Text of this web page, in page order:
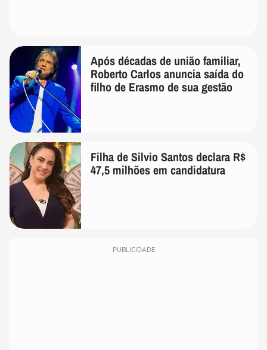
Após décadas de união familiar,
Roberto Carlos anuncia saída do
filho de Erasmo de sua gestão
Filha de Silvio Santos declara R$
47,5 milhões em candidatura
PUBLICIDADE